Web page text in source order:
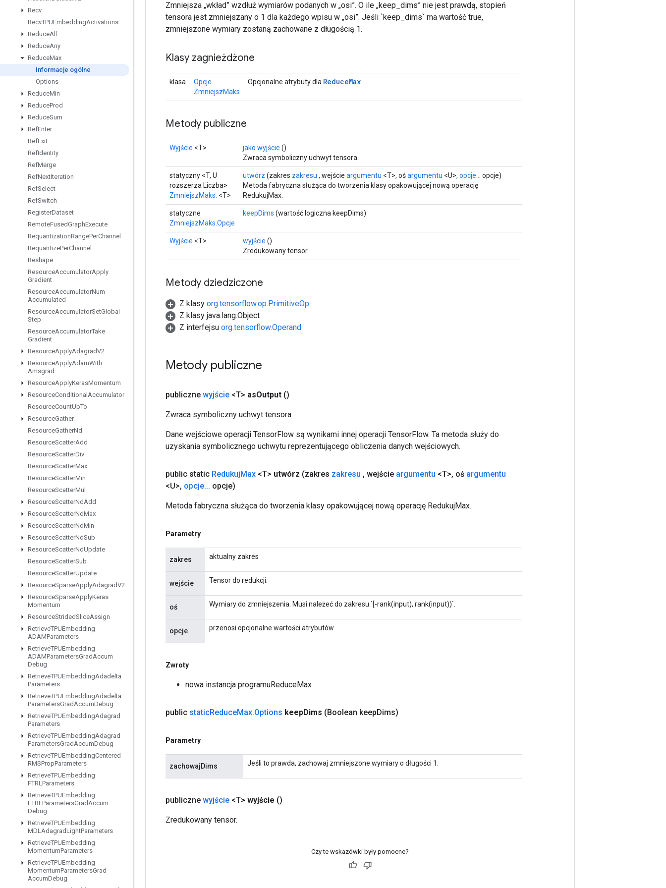
Recv
RecvTPUEmbeddingActivations
ReduceAll
ReduceAny
ReduceMax
Informacje ogólne
Options
ReduceMin
ReduceProd
ReduceSum
RefEnter
RefExit
RefIdentity
RefMerge
RefNextIteration
RefSelect
RefSwitch
RegisterDataset
RemoteFusedGraphExecute
RequantizationRangePerChannel
RequantizePerChannel
Reshape
ResourceAccumulatorApply
Gradient
ResourceAccumulatorNum
Accumulated
ResourceAccumulatorSetGlobal
Step
ResourceAccumulatorTake
Gradient
ResourceApplyAdagradV2
ResourceApplyAdamWith
Amsgrad
ResourceApplyKerasMomentum
ResourceConditional Accumulator
ResourceCountUpTo
ResourceGather
ResourceGatherNd
ResourceScatterAdd
ResourceScatterDiv
ResourceScatterMax
ResourceScatterMin
ResourceScatterMul
ResourceScatterNdAdd
ResourceScatterNdMax
ResourceScatterNdMin
ResourceScatterNdSub
ResourceScatterNdUpdate
ResourceScatterSub
ResourceScatterUpdate
ResourceSparseApplyAdagradV2
ResourceSparseApplyKeras
Momentum
ResourceStridedSliceAssign
RetrieveTPUEmbedding
ADAMParameters
RetrieveTPUEmbedding
ADAMParametersGradAccum
Debug
RetrieveTPUEmbeddingAdadelta
Parameters
RetrieveTPUEmbeddingAdadelta
ParametersGradAccumDebug
RetrieveTPUEmbeddingAdagrad
Parameters
RetrieveTPUEmbeddingAdagrad
ParametersGradAccumDebug
RetrieveTPUEmbeddingCentered
RMSPropParameters
RetrieveTPUEmbedding
FTRLParameters
RetrieveTPUEmbedding
FTRLParametersGradAccum
Debug
RetrieveTPUEmbedding
MDLAdagradLightParameters
RetrieveTPUEmbedding
MomentumParameters
RetrieveTPUEmbedding
MomentumParametersGrad
AccumDebug
Zmniejsza „wkład” wzdłuż wymiarów podanych w „osi”. O ile „keep_dims” nie jest prawdą, stopień
tensora jest zmniejszany o 1 dla każdego wpisu w „osi”. Jeśli `keep_dims` ma wartość true,
zmniejszone wymiary zostaną zachowane z długością 1.
Klasy zagnieżdżone
klasa
Opcje
ZmniejszMaks
Opcjonalne atrybuty dla ReduceMax
Metody publiczne
Wyjście <T> jako wyjście ()
Zwraca symboliczny uchwyt tensora.
statyczny <T, U
rozszerza Liczba>
ZmniejszMaks. <T>
utwórz (zakres zakresu , wejście argumentu <T>, ośargumentu <U>, opcje...
opcje)
Metoda fabryczna służąca do tworzenia klasy opakowującej nową operację
RedukujMax.
statyczne
ZmniejszMaks.Opcje
keepDims (wartość logiczna keepDims)
Wyjście <T> wyjście ()
Zredukowany tensor.
Metody dziedziczone
Z klasy org.tensorflow.op.PrimitiveOp
Z klasy java.lang.Object
Z interfejsu org.tensorflow.Operand
Metody publiczne
publiczne wyjście <T> asOutput ()
Zwraca symboliczny uchwyt tensora.
Dane wejściowe operacji TensorFlow są wynikami innej operacji TensorFlow. Ta metoda służy do
uzyskania symbolicznego uchwytu reprezentującego obliczenia danych wejściowych.
public static RedukujMax <T> utwórz (zakres zakresu , wejście argumentu <T>, oś argumentu
<U>, opcje... opcje)
Metoda fabryczna służąca do tworzenia klasy opakowującej nową operację RedukujMax.
Parametry
zakres aktualny zakres
wejście Tensor do redukcji.
oś Wymiary do zmniejszenia. Musi należeć do zakresu `[-rank(input), rank(input))`.
opcje przenosi opcjonalne wartości atrybutów
Zwroty
nowa instancja programuReduceMax
public staticReduceMax.Options keepDims (Boolean keepDims)
Parametry
zachowajDims Jeśli to prawda, zachowaj zmniejszone wymiary o długości 1.
publiczne wyjście <T> wyjście ()
Zredukowany tensor.
Czy te wskazówki były pomocne?